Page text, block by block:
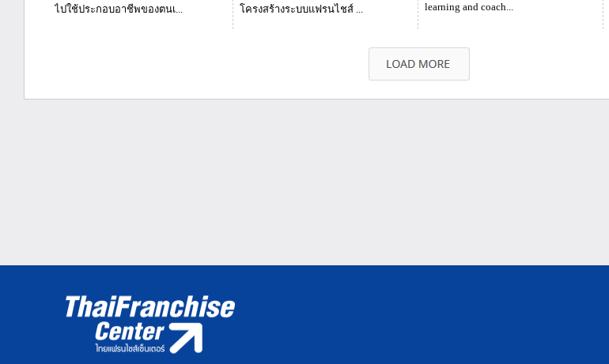
ไปใช้ประกอบอาชีพของตนเ...
โครงสร้างระบบแฟรนไชส์ ...
learning and coach...